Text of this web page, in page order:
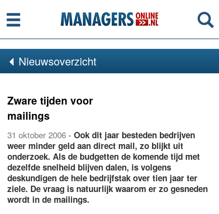
Menu
Nieuwsoverzicht
Zware tijden voor
mailings
31 oktober 2006 - Ook dit jaar besteden bedrijven
weer minder geld aan direct mail, zo blijkt uit
onderzoek. Als de budgetten de komende tijd met
dezelfde snelheid blijven dalen, is volgens
deskundigen de hele bedrijfstak over tien jaar ter
ziele. De vraag is natuurlijk waarom er zo gesneden
wordt in de mailings.